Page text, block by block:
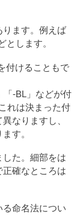
ります。例えば
とします。
付けることもで
「-BL」などが付
れは決まった付
なりますし、
す。
た。細部をは
正確なところは
命名法につい